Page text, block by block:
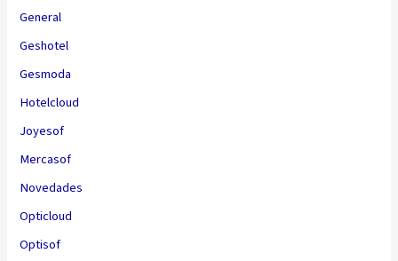
General
Geshotel
Gesmoda
Hotelcloud
Joyesof
Mercasof
Novedades
Opticloud
Optisof